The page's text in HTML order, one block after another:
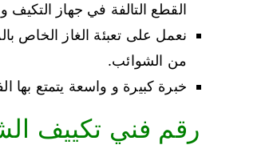
القطع التالفة في جهاز
نعمل على تعبئة الغاز الخاص
من الشوائب.
خبرة كبيرة و واسعة يتمتع بها
رقم فني تكييف